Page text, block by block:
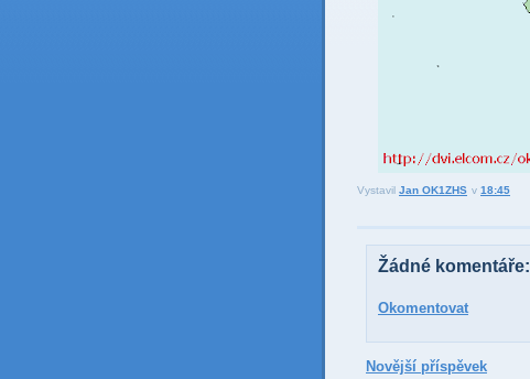
Vystavil Jan OK1ZHS v 18:45
Žádné komentáře:
Okomentovat
Novější příspěvek